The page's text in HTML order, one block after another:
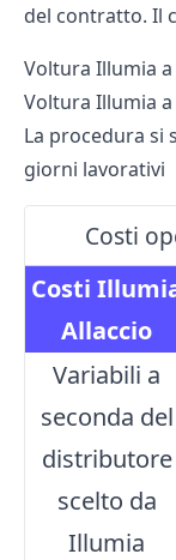
del contratto. Il
Voltura Illumia a
Voltura Illumia a
La procedura si
giorni lavorativi
Costi
Costi
Allaccio
Variabili a
seconda del
distributore
scelto da
Illumia